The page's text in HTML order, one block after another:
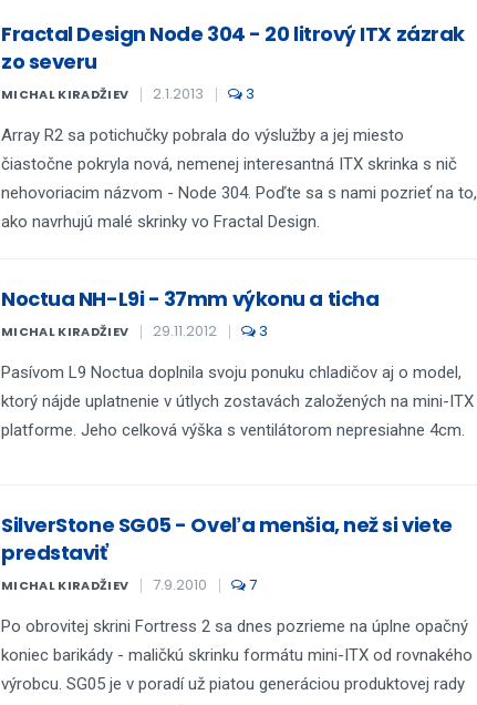
Fractal Design Node 304 - 20 litrový ITX zázrak
zo severu
MICHAL KIRADŽIEV 2.1.2013 3
Array R2 sa potichučky pobrala do výslužby a jej miesto
čiastočne pokryla nová, nemenej interesantná ITX skrinka s nič
nehovoriacim názvom - Node 304. Poďte sa s nami pozrieť na to,
ako navrhujú malé skrinky vo Fractal Design.
Noctua NH-L9i - 37mm výkonu a ticha
MICHAL KIRADŽIEV 29.11.2012 3
Pasívom L9 Noctua doplnila svoju ponuku chladičov aj o model,
ktorý nájde uplatnenie v útlych zostavách založených na mini-ITX
platforme. Jeho celková výška s ventilátorom nepresiahne 4cm.
SilverStone SG05 - Oveľa menšia, než si viete
predstaviť
MICHAL KIRADŽIEV 7.9.2010 7
Po obrovitej skrini Fortress 2 sa dnes pozrieme na úplne opačný
koniec barikády - maličkú skrinku formátu mini-ITX od rovnakého
výrobcu. SG05 je v poradí už piatou generáciou produktovej rady